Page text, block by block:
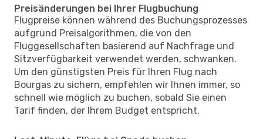
Preisänderungen bei Ihrer Flugbuchung
Flugpreise können während des Buchungsprozesses
aufgrund Preisalgorithmen, die von den
Fluggesellschaften basierend auf Nachfrage und
Sitzverfügbarkeit verwendet werden, schwanken.
Um den günstigsten Preis für Ihren Flug nach
Bourgas zu sichern, empfehlen wir Ihnen immer, so
schnell wie möglich zu buchen, sobald Sie einen
Tarif finden, der Ihrem Budget entspricht.